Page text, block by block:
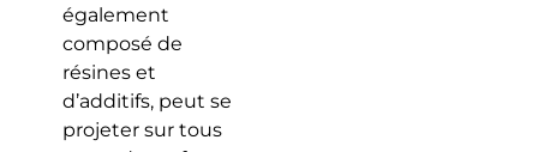
également
composé de
résines et
d’additifs, peut se
projeter sur tous